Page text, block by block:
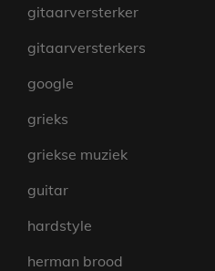
gitaarversterker
gitaarversterkers
google
grieks
griekse muziek
guitar
hardstyle
herman brood